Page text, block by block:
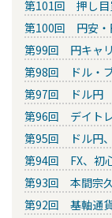
第101回 押し目
第100回 円安・
第99回 円キャ
第98回 ドル・
第97回 ドル円
第96回 デイト
第95回 ドル円
第94回 FX、初
第93回 本間宗
第92回 基軸通